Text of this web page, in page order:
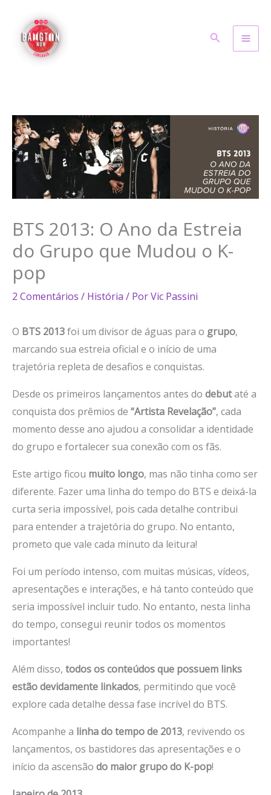
conteúdo
Pesquisar
BTS 2013: O Ano da Estreia
do Grupo que Mudou o K-
pop
2 Comentários / História / PorVic Passini
O BTS 2013foi um divisor de águas para o grupo,
marcando sua estreia oficial e o início de uma
trajetória repleta de desafios e conquistas.
Desde os primeiros lançamentos antes do debutaté a
conquista dos prêmios de “Artista Revelação”, cada
momento desse ano ajudou a consolidar a identidade
do grupo e fortalecer sua conexão com os fãs.
Este artigo ficou muito longo, mas não tinha como ser
diferente. Fazer uma linha do tempo do BTS e deixá-la
curta seria impossível, pois cada detalhe contribui
para entender a trajetória do grupo. No entanto,
prometo que vale cada minuto da leitura!
Foi um período intenso, com muitas músicas, vídeos,
apresentações e interações, e há tanto conteúdo que
seria impossível incluir tudo. No entanto, nesta linha
do tempo, consegui reunir todos os momentos
importantes!
Além disso, todos os conteúdos que possuem links
estão devidamente linkados, permitindo que você
explore cada detalhe dessa fase incrível do BTS.
Acompanhe a linha do tempo de 2013, revivendo os
lançamentos, os bastidores das apresentações e o
início da ascensão do maior grupo do K-pop!